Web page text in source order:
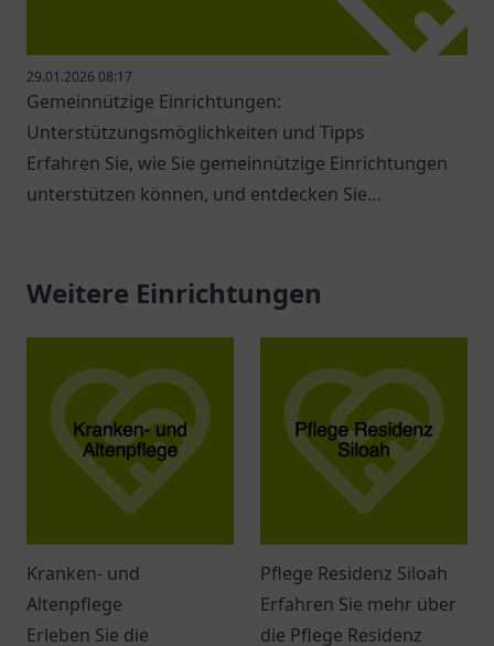
29.01.2026 08:17
Gemeinnützige Einrichtungen:
Unterstützungsmöglichkeiten und Tipps
Erfahren Sie, wie Sie gemeinnützige Einrichtungen
unterstützen können, und entdecken Sie
Weitere Einrichtungen
Kranken- und
Altenpflege
Erleben Sie die
Pflege Residenz Siloah
Erfahren Sie mehr über
die Pflege Residenz